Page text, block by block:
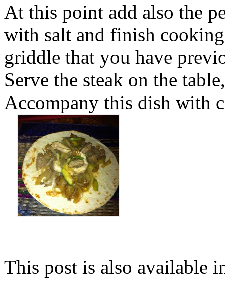
At this point add also the
with salt and finish
griddle that you have
Serve the steak on the
Accompany this dish with
This post is also available